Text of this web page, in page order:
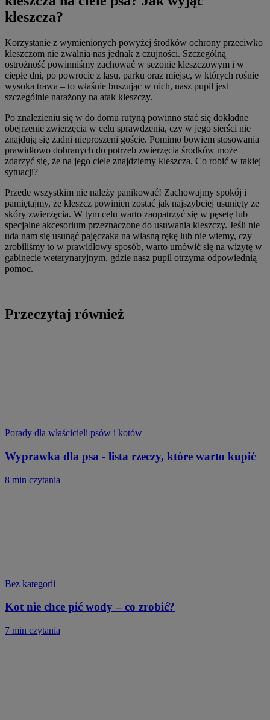
kleszcza?
Korzystanie z wymienionych powyżej środków ochrony przeciwko
kleszczom nie zwalnia nas jednak z czujności. Szczególną
ostrożność powinniśmy zachować w sezonie kleszczowym i w
ciepłe dni, po powrocie z lasu, parku oraz miejsc, w których rośnie
wysoka trawa – to właśnie buszując w nich, nasz pupil jest
szczególnie narażony na atak kleszczy.
Po znalezieniu się w do domu rutyną powinno stać się dokładne
obejrzenie zwierzęcia w celu sprawdzenia, czy w jego sierści nie
znajdują się żadni nieproszeni goście. Pomimo bowiem stosowania
prawidłowo dobranych do potrzeb zwierzęcia środków może
zdarzyć się, że na jego ciele znajdziemy kleszcza. Co robić w takiej
sytuacji?
Przede wszystkim nie należy panikować! Zachowajmy spokój i
pamiętajmy, że kleszcz powinien zostać jak najszybciej usunięty ze
skóry zwierzęcia. W tym celu warto zaopatrzyć się w pęsetę lub
specjalne akcesorium przeznaczone do usuwania kleszczy. Jeśli nie
uda nam się usunąć pajęczaka na własną rękę lub nie wiemy, czy
zrobiliśmy to w prawidłowy sposób, warto umówić się na wizytę w
gabinecie weterynaryjnym, gdzie nasz pupil otrzyma odpowiednią
pomoc.
Przeczytaj również
Porady dla właścicieli psów i kotów
Wyprawka dla psa - lista rzeczy, które warto kupić
8 min czytania
Bez kategorii
Kot nie chce pić wody – co zrobić?
7 min czytania